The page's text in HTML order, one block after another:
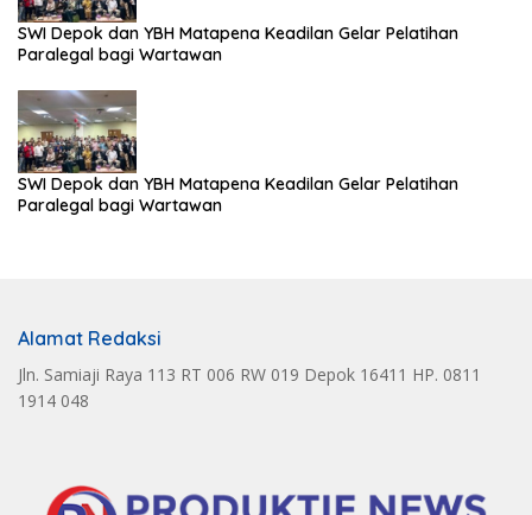
SWI Depok dan YBH Matapena Keadilan Gelar Pelatihan
Paralegal bagi Wartawan
SWI Depok dan YBH Matapena Keadilan Gelar Pelatihan
Paralegal bagi Wartawan
Alamat Redaksi
Jln. Samiaji Raya 113 RT 006 RW 019 Depok 16411 HP. 0811
1914 048